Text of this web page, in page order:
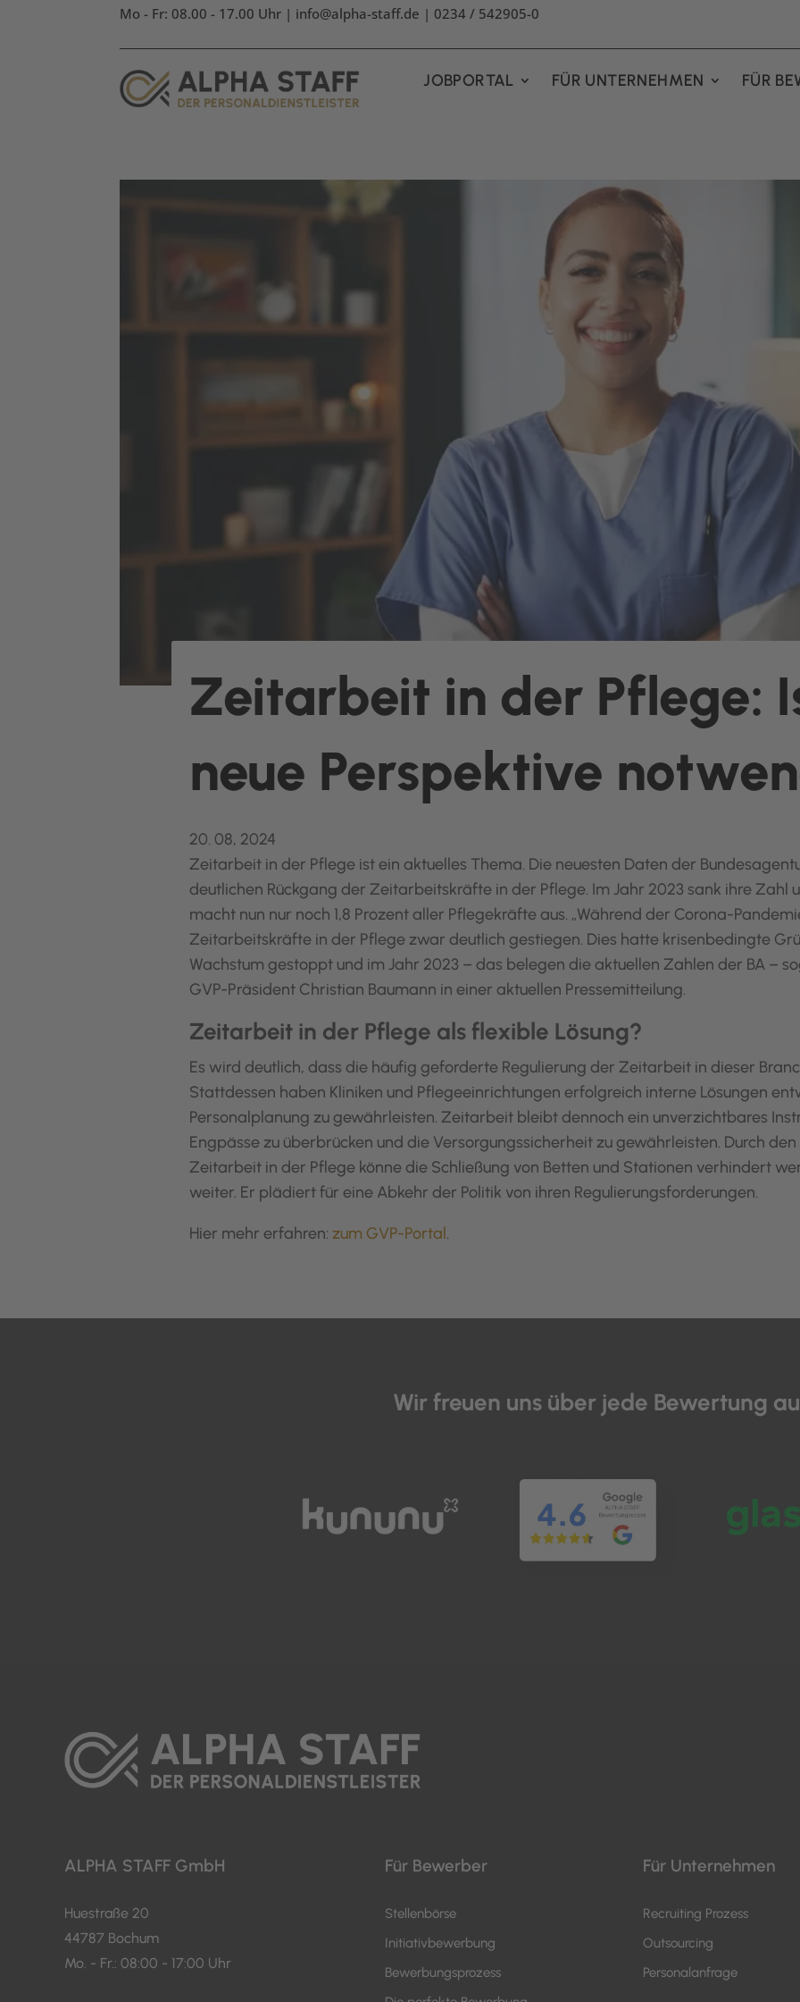
Mo - Fr: 08.00 - 17.00 Uhr | info@alpha-staff.de | 0234 / 542905-0
JOBPORTAL FÜR UNTERNEHMEN FÜR
Zeitarbeit in der Pflege:
neue Perspektive
20. 08, 2024
Zeitarbeit in der Pflege ist ein aktuelles Thema. Die neuesten Daten der
deutlichen Rückgang der Zeitarbeitskräfte in der Pflege. Im Jahr 2023 sank ihre Zahl
macht nun nur noch 1,8 Prozent aller Pflegekräfte aus. „Während der Corona-
Zeitarbeitskräfte in der Pflege zwar deutlich gestiegen. Dies hatte krisenbedingte
Wachstum gestoppt und im Jahr 2023 – das belegen die aktuellen Zahlen der BA –
GVP-Präsident Christian Baumann in einer aktuellen Pressemitteilung.
Zeitarbeit in der Pflege als flexible Lösung?
Es wird deutlich, dass die häufig geforderte Regulierung der Zeitarbeit in dieser
Stattdessen haben Kliniken und Pflegeeinrichtungen erfolgreich interne Lösungen
Personalplanung zu gewährleisten. Zeitarbeit bleibt dennoch ein unverzichtbares
Engpässe zu überbrücken und die Versorgungssicherheit zu gewährleisten. Durch
Zeitarbeit in der Pflege könne die Schließung von Betten und Stationen verhindert
weiter. Er plädiert für eine Abkehr der Politik von ihren Regulierungsforderungen.
Hier mehr erfahren: zum GVP-Portal.
Wir freuen uns über jede Bewertung
ALPHA STAFF GmbH
Huestraße 20
44787 Bochum
Mo. - Fr.: 08:00 - 17:00 Uhr
Für Bewerber
Stellenbörse
Initiativbewerbung
Bewerbungsprozess
Für Unternehmen
Recruiting Prozess
Outsourcing
Personalanfrage